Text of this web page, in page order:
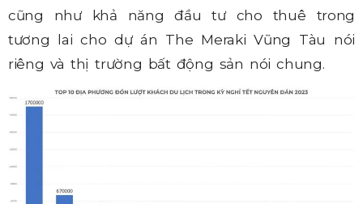
cũng như khả năng đầu tư cho thuê trong
tương lai cho dự án The Meraki Vũng Tàu nói
riêng và thị trường bất động sản nói chung.